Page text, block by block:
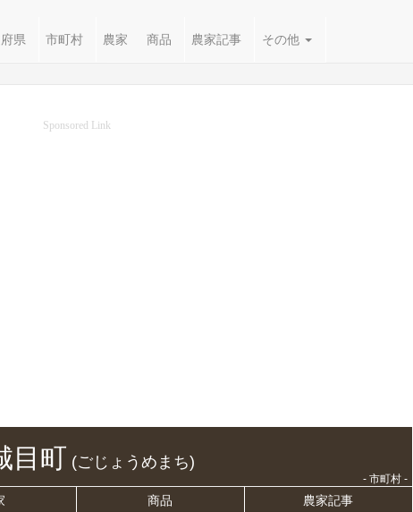
県 市町村 農家 商品 農家記事 その他
Sponsored Link
目町 (ごじょうめまち)
- 市町村 -
商品
農家記事